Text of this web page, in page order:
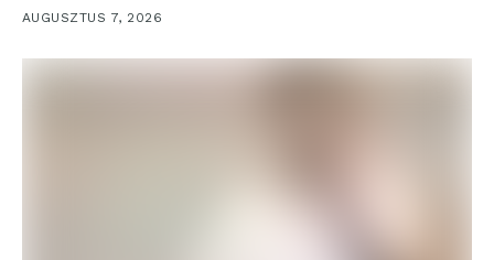
AUGUSZTUS 7, 2026